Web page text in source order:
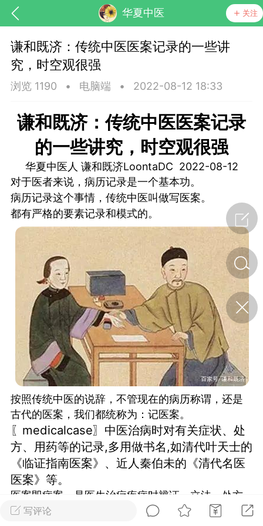
华夏中医 关注
，华夏中医人：家门口的中医人！
节气气象
·特急预警】关
节返乡期间“闪
急提示
0
问答
如何购买【理肺清瘟膏】
【养正护络膏】？
小海（HAi） 2
容平，顺时收
精气
0
下的脾胃调养要义
写评论
谦和既济：传统中医医案记录的一些讲
究，时空观很强
浏览 1190 • 电脑端 • 2022-08-12 18:33
谦和既济：传统中医医案记录
的一些讲究，时空观很强
华夏中医人 谦和既济LoontaDC 2022-08-12
对于医者来说，病历记录是一个基本功。
病历记录这个事情，传统中医叫做写医案。
都有严格的要素记录和模式的。
按照传统中医的说辞，不管现在的病历称谓，还是
古代的医案，我们都统称为：记医案。
〖medicalcase〗中医治病时对有关症状、处
方、用药等的记录,多用做书名,如清代叶天士的
《临证指南医案》、近人秦伯未的《清代名医
医案》等。
医案即病案。是医生治疗疾病时辨证、立法、处方
用药的连续记录。